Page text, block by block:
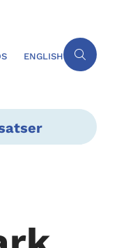
ENGLISH